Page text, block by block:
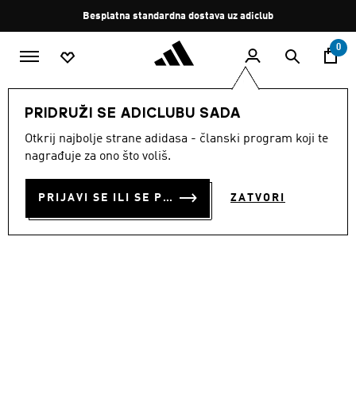
Zaustavi
rotaciju
Besplatna standardna dostava uz adiclub
0
PRIDRUŽI SE ADICLUBU SADA
Otkrij najbolje strane adidasa - članski program koji te
nagrađuje za ono što voliš.
PRIJAVI SE ILI SE PRIDRUŽI SADA ZATVORI
Odjeća
POLO 3-STRIPES
€ 40.00